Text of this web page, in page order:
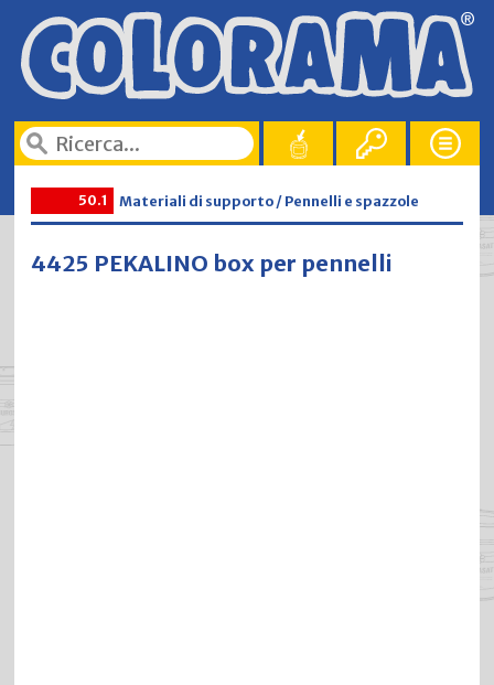
50.1 Materiali di supporto / Pennelli e spazzole
4425 PEKALINO box per pennelli